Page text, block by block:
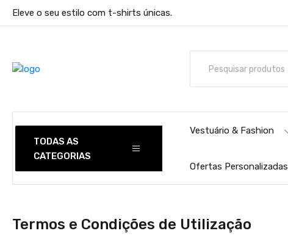
Eleve o seu estilo com t-shirts únicas.
TODAS AS
CATEGORIAS
Vestuário & Fashion
Ofertas Personalizadas
Termos e Condições de Utilização